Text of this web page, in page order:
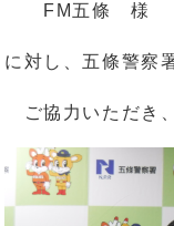
FM五條 様
に対し、五條警察
ご協力いただき